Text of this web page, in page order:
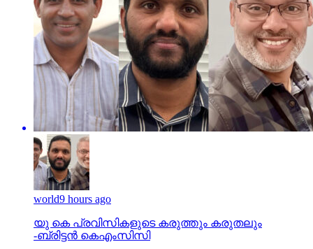
world9 hours ago
യു കെ പ്രവിസികളുടെ കരുത്തും കരുതലും
-ബ്രിട്ടൻ കെഎംസിസി